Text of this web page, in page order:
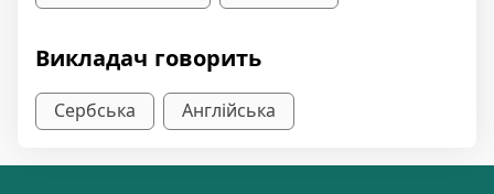
Викладач говорить
Сербська Англійська